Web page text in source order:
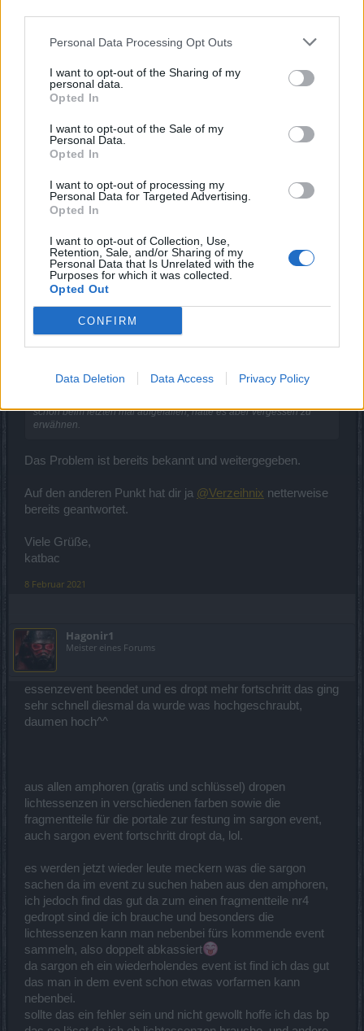
Personal Data Processing Opt Outs
I want to opt-out of the Sharing of my
personal data.
Opted In
I want to opt-out of the Sale of my
Personal Data.
Opted In
I want to opt-out of processing my
Personal Data for Targeted Advertising.
Opted In
I want to opt-out of Collection, Use,
Retention, Sale, and/or Sharing of my
Personal Data that Is Unrelated with the
Purposes for which it was collected.
Opted Out
CONFIRM
Data Deletion Data Access Privacy Policy
8 Februar 2021
B1acKwu1Fgefällt dies.
katbac
S-Moderator
Team Drakensang Online
@TZone
Kamot wird nur bis 10K gespeichert, alles was darüber hinaus als
schon beim letzten mal aufgefallen, hatte es aber vergessen zu
erwähnen.
Das Problem ist bereits bekannt und weitergegeben.
Auf den anderen Punkt hat dir ja @Verzeihnix netterweise
bereits geantwortet.
Viele Grüße,
katbac
8 Februar 2021
Hagonir1
Meister eines Forums
essenzevent beendet und es dropt mehr fortschritt das ging
sehr schnell diesmal da wurde was hochgeschraubt,
daumen hoch^^
aus allen amphoren (gratis und schlüssel) dropen
lichtessenzen in verschiedenen farben sowie die
fragmentteile für die portale zur festung im sargon event,
auch sargon event fortschritt dropt da, lol.
es werden jetzt wieder leute meckern was die sargon
sachen da im event zu suchen haben aus den amphoren,
ich jedoch find das gut da zum einen fragmentteile nr4
gedropt sind die ich brauche und besonders die
lichtessenzen kann man nebenbei fürs kommende event
sammeln, also doppelt abkassiert
da sargon eh ein wiederholendes event ist find ich das gut
das man in dem event schon etwas vorfarmen kann
nebenbei.
sollte das ein fehler sein und nicht gewollt hoffe ich das bp